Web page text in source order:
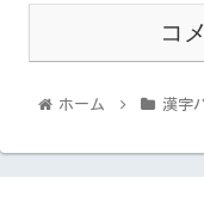
コ
ホーム 漢字